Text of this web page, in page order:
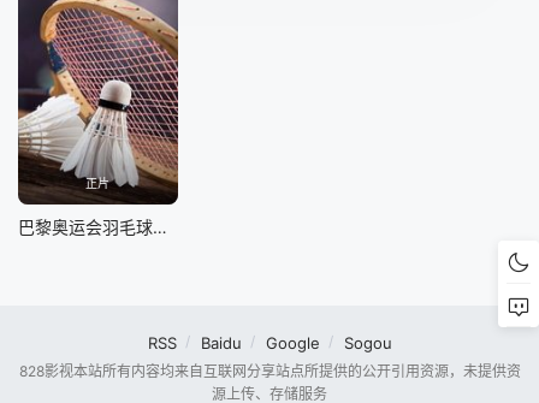
正片
巴黎奥运会羽毛球男子单打1-4决赛：石宇奇vs昆拉武特
RSS Baidu Google Sogou
828影视本站所有内容均来自互联网分享站点所提供的公开引用资源，未提供资
源上传、存储服务